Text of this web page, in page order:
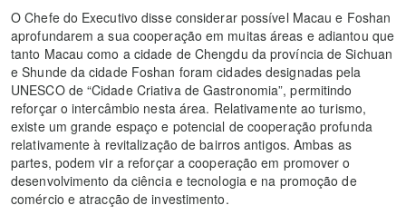
O Chefe do Executivo disse considerar possível Macau e Foshan
aprofundarem a sua cooperação em muitas áreas e adiantou que
tanto Macau como a cidade de Chengdu da província de Sichuan
e Shunde da cidade Foshan foram cidades designadas pela
UNESCO de “Cidade Criativa de Gastronomia”, permitindo
reforçar o intercâmbio nesta área. Relativamente ao turismo,
existe um grande espaço e potencial de cooperação profunda
relativamente à revitalização de bairros antigos. Ambas as
partes, podem vir a reforçar a cooperação em promover o
desenvolvimento da ciência e tecnologia e na promoção de
comércio e atracção de investimento.